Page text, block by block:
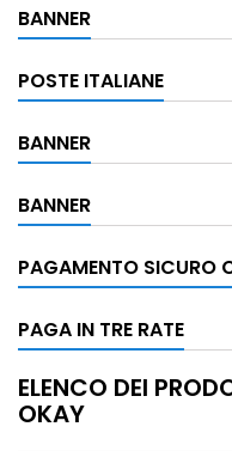
BANNER
POSTE ITALIANE
BANNER
BANNER
PAGAMENTO SICURO
PAGA IN TRE RATE
ELENCO DEI
OKAY